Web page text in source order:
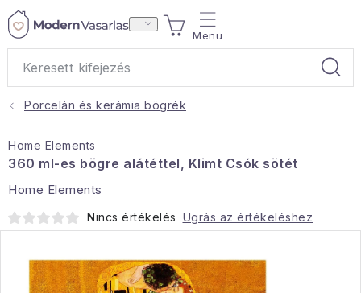
Ugrás
KOSÁR
Otthoni illatok
Háztartás
Porcelán és kerámia bögrék
Home Elements
360 ml-es bögre alátéttel, Klimt Csók sötét
Home Elements
Nincs értékelés Ugrás az értékeléshez